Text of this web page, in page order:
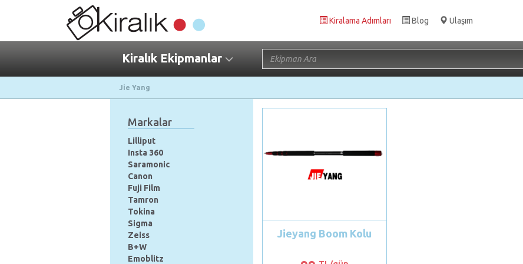
Kiralama Adımları Blog Ulaşım
Kiralık Ekipmanlar
Jie Yang
Markalar
Lilliput
Insta 360
Saramonic
Canon
Fuji Film
Tamron
Tokina
Sigma
Zeiss
B+W
Emoblitz
Jieyang Boom Kolu